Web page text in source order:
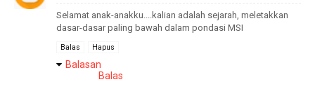
Selamat anak-anakku....kalian adalah sejarah, meletakkan
dasar-dasar paling bawah dalam pondasi MSI
Balas Hapus
Balasan
Balas